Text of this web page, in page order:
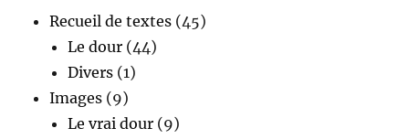
Recueil de textes (45)
Le dour (44)
Divers (1)
Images (9)
Le vrai dour (9)